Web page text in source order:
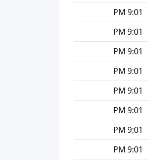
9:01 PM
9:01 PM
9:01 PM
9:01 PM
9:01 PM
9:01 PM
9:01 PM
9:01 PM